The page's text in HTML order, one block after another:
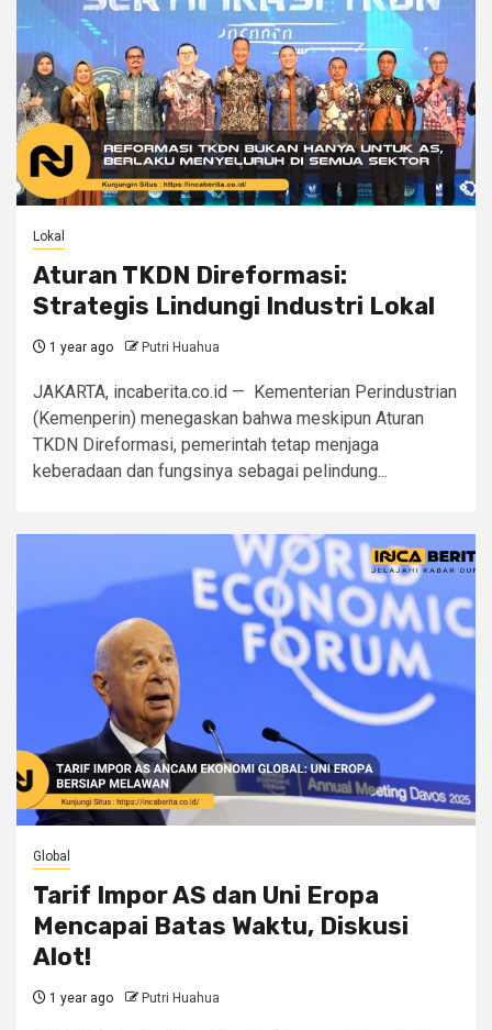
Lokal
Aturan TKDN Direformasi:
Strategis Lindungi Industri Lokal
1 year ago Putri Huahua
JAKARTA, incaberita.co.id — Kementerian Perindustrian
(Kemenperin) menegaskan bahwa meskipun Aturan
TKDN Direformasi, pemerintah tetap menjaga
keberadaan dan fungsinya sebagai pelindung...
Global
Tarif Impor AS dan Uni Eropa
Mencapai Batas Waktu, Diskusi
Alot!
1 year ago Putri Huahua